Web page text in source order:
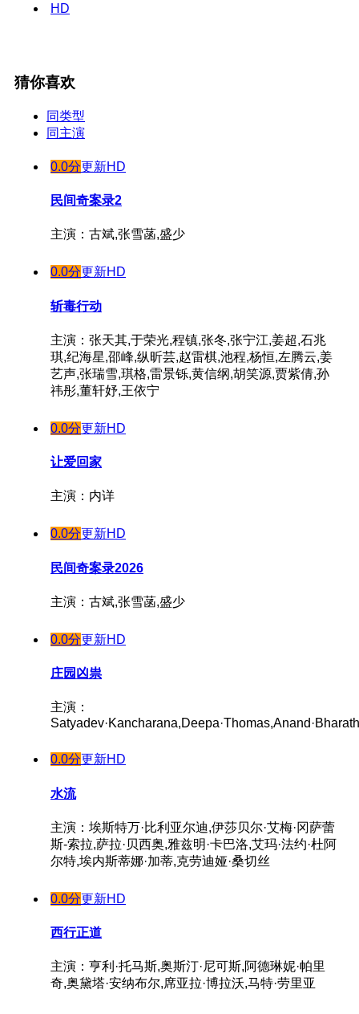
HD
猜你喜欢
同类型
同主演
0.0分更新HD
民间奇案录2
主演：古斌,张雪菡,盛少
0.0分更新HD
斩毒行动
主演：张天其,于荣光,程镇,张冬,张宁江,姜超,石兆
琪,纪海星,邵峰,纵昕芸,赵雷棋,池程,杨恒,左腾云,姜
艺声,张瑞雪,琪格,雷景铄,黄信纲,胡笑源,贾紫倩,孙
祎彤,董轩妤,王依宁
0.0分更新HD
让爱回家
主演：内详
0.0分更新HD
民间奇案录2026
主演：古斌,张雪菡,盛少
0.0分更新HD
庄园凶祟
主演：
0.0分更新HD
水流
主演：埃斯特万·比利亚尔迪,伊莎贝尔·艾梅·冈萨蕾
斯-索拉,萨拉·贝西奥,雅兹明·卡巴洛,艾玛·法约·杜阿
尔特,埃内斯蒂娜·加蒂,克劳迪娅·桑切丝
0.0分更新HD
西行正道
主演：亨利·托马斯,奥斯汀·尼可斯,阿德琳妮·帕里
奇,奥黛塔·安纳布尔,席亚拉·博拉沃,马特·劳里亚